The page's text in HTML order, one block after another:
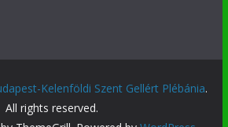
Kelenföldi Szent Gellért Plébánia.
All rights reserved.